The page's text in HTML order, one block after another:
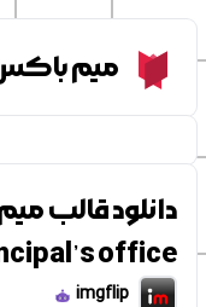
Meme Box
میم
office
imgflip